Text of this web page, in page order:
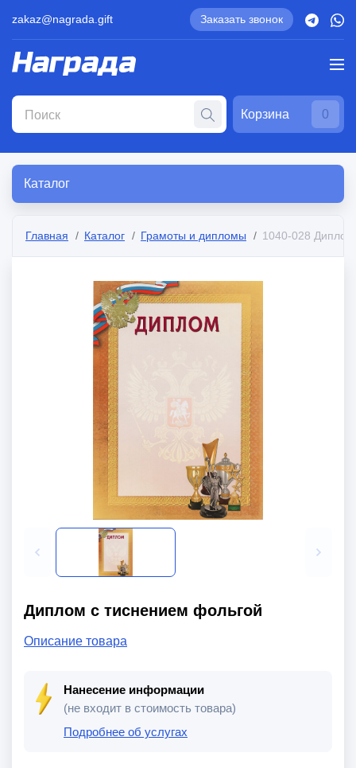
zakaz@nagrada.gift Заказать звонок
Корзина 0
Каталог
Главная Каталог Грамоты и дипломы 1040-028
Диплом с тиснением фольгой
Описание товара
Нанесение информации
(не входит в стоимость товара)
Подробнее об услугах